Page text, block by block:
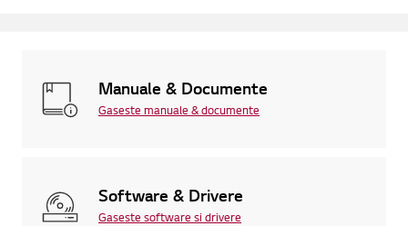
Manuale & Documente
Gaseste manuale & documente
Software & Drivere
Gaseste software si drivere